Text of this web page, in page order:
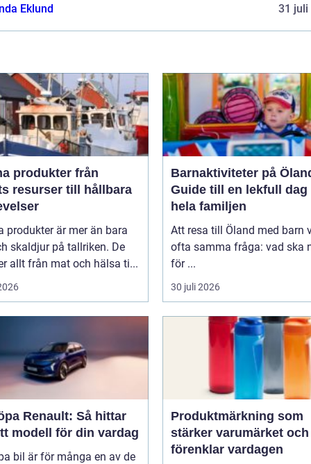
Eklund 31 juli
produkter från
resurser till hållbara
produkter är mer än bara
skaldjur på tallriken. De
allt från mat och hälsa ti...
Barnaktiviteter på
Guide till en lekfull dag
hela familjen
Att resa till Öland med barn
ofta samma fråga: vad ska
för ...
30 juli 2026
Renault: Så hittar
modell för din vardag
bil är för många en av de
Produktmärkning som
stärker varumärket och
förenklar vardagen